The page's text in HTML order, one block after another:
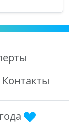
Контакты